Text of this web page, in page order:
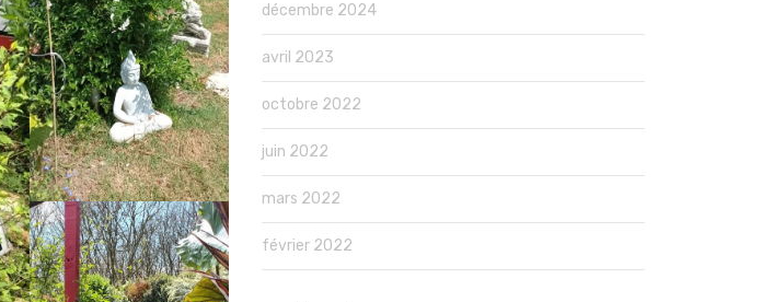
décembre 2024
avril 2023
octobre 2022
juin 2022
mars 2022
février 2022